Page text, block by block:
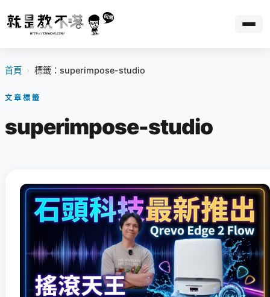
首頁 › 標籤：superimpose-studio
文章標籤
superimpose-studio